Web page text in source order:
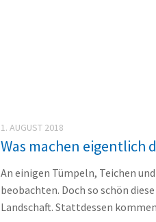
1. AUGUST 2018
Was machen eigentlich
An einigen Tümpeln, Teichen
beobachten. Doch so schön
Landschaft. Stattdessen